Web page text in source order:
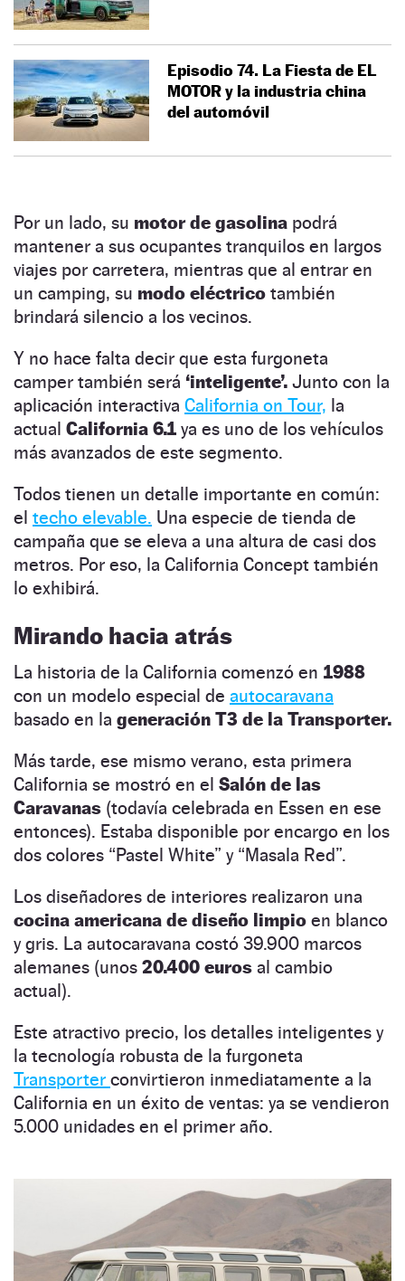
Episodio 74. La Fiesta de EL
MOTOR y la industria china
del automóvil
Por un lado, su motor de gasolina podrá
mantener a sus ocupantes tranquilos en largos
viajes por carretera, mientras que al entrar en
un camping, su modo eléctrico también
brindará silencio a los vecinos.
Y no hace falta decir que esta furgoneta
camper también será ‘inteligente’. Junto con la
aplicación interactiva California on Tour, la
actual California 6.1 ya es uno de los vehículos
más avanzados de este segmento.
Todos tienen un detalle importante en común:
el techo elevable. Una especie de tienda de
campaña que se eleva a una altura de casi dos
metros. Por eso, la California Concept también
lo exhibirá.
Mirando hacia atrás
La historia de la California comenzó en 1988
con un modelo especial de autocaravana
basado en la generación T3 de la Transporter.
Más tarde, ese mismo verano, esta primera
California se mostró en el Salón de las
Caravanas (todavía celebrada en Essen en ese
entonces). Estaba disponible por encargo en los
dos colores “Pastel White” y “Masala Red”.
Los diseñadores de interiores realizaron una
cocina americana de diseño limpio en blanco
y gris. La autocaravana costó 39.900 marcos
alemanes (unos 20.400 euros al cambio
actual).
Este atractivo precio, los detalles inteligentes y
la tecnología robusta de la furgoneta
Transporter convirtieron inmediatamente a la
California en un éxito de ventas: ya se vendieron
5.000 unidades en el primer año.